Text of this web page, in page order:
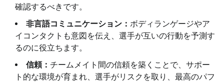
確認するべきです。
非言語コミュニケーション： ボディランゲージやア
イコンタクトも意図を伝え、選手が互いの行動を予測す
るのに役立ちます。
信頼： チームメイト間の信頼を築くことで、サポー
ト的な環境が育まれ、選手がリスクを取り、最高のパフ